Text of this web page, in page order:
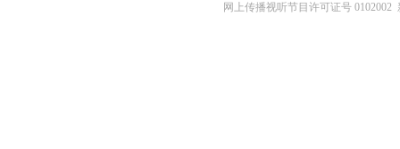
网上传播视听节目许可证号 0102002